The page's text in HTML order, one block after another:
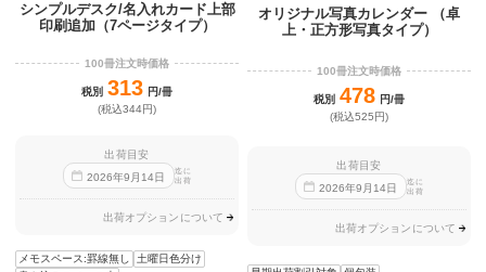
シンプルデスク/名入れカード上部
印刷追加（7ページタイプ）
100冊注文時価格
税別 313 円/冊
(税込344円)
出荷目安
2026年9 月14日
迄に
出荷
出荷オプションについて
メモスペース:罫線無し
土曜日色分け
オリジナル写真カレンダー （卓
上・正方形写真タイプ）
100冊注文時価格
税別 478 円/冊
(税込525円)
出荷目安
2026年9 月 14日
迄に
出荷
出荷オプションについて